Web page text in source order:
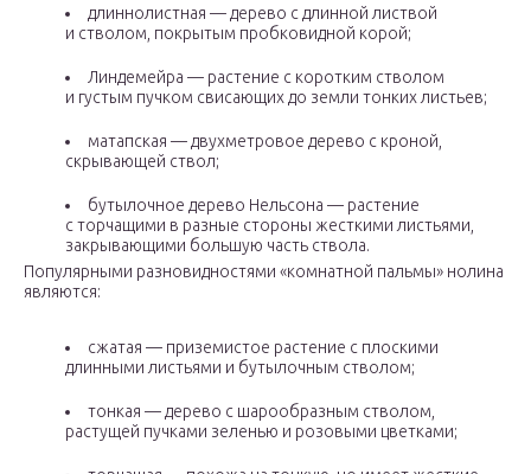
длиннолистная — дерево с длинной листвой
и стволом, покрытым пробковидной корой;
Линдемейра — растение с коротким стволом
и густым пучком свисающих до земли тонких листьев;
матапская — двухметровое дерево с кроной,
скрывающей ствол;
бутылочное дерево Нельсона — растение
с торчащими в разные стороны жесткими листьями,
закрывающими большую часть ствола.
Популярными разновидностями «комнатной пальмы» нолина
являются:
сжатая — приземистое растение с плоскими
длинными листьями и бутылочным стволом;
тонкая — дерево с шарообразным стволом,
растущей пучками зеленью и розовыми цветками;